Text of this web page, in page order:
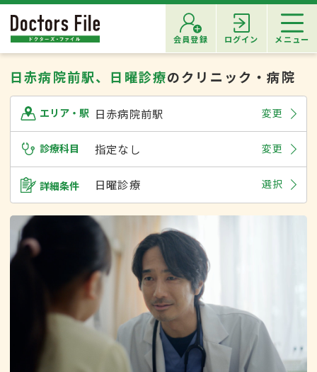
会員登録 ログイン メニュー
日赤病院前駅、日曜診療のクリニック・病院
エリア・駅 日赤病院前駅 変更
診療科目 指定なし 変更
詳細条件 日曜診療 選択